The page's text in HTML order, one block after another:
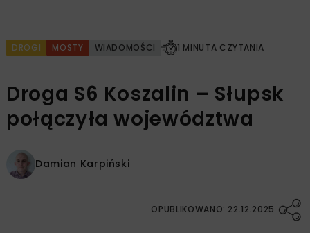
DROGI MOSTY WIADOMOŚCI 1 MINUTA CZYTANIA
Droga S6 Koszalin – Słupsk
połączyła województwa
Damian Karpiński
OPUBLIKOWANO: 22.12.2025